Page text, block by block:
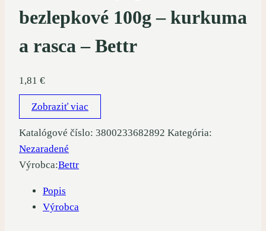
bezlepkové 100g – kurkuma
a rasca – Bettr
1,81 €
Zobraziť viac
Katalógové číslo: 3800233682892 Kategória:
Nezaradené
Výrobca:Bettr
Popis
Výrobca